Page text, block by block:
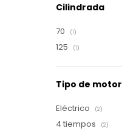
Cilindrada
70 (1)
125 (1)
Tipo de motor
Eléctrico (2)
4 tiempos (2)